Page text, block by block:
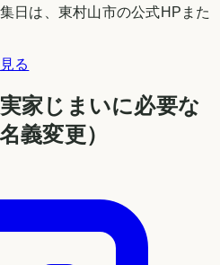
日は、 東村山市の公式HPまた
る
家じまいに必要な
義変更）